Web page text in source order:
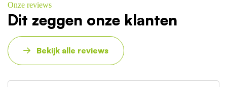
Onze reviews
Dit zeggen onze klanten
Bekijk alle reviews